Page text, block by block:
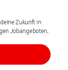
Zukunft in
Jobangeboten.